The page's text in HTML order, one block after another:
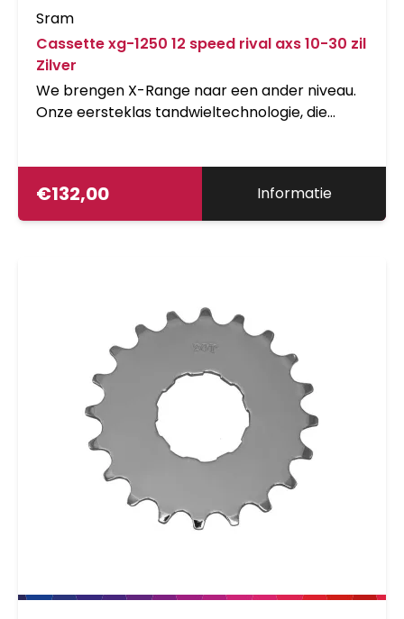
Sram
Cassette xg-1250 12 speed rival axs 10-30 zil
Zilver
We brengen X-Range naar een ander niveau.
Onze eersteklas tandwieltechnologie, die
omvat nieuwe cassettes die soepel en
nauwkeurig schakelen in bereiken over
€132,00 Informatie